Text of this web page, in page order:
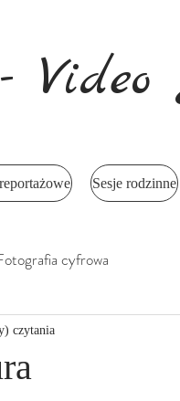
Video
Sesje rodzinne
cyfrowa
czytania